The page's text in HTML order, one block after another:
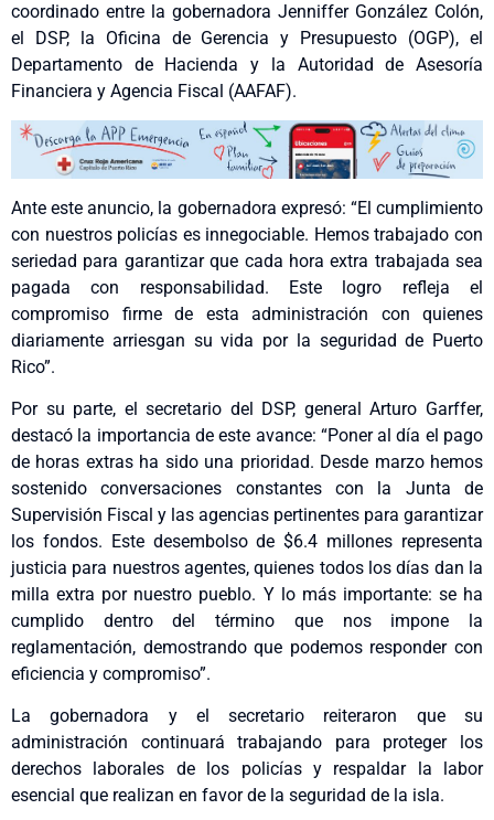
coordinado entre la gobernadora Jenniffer González Colón,
el DSP, la Oficina de Gerencia y Presupuesto (OGP), el
Departamento de Hacienda y la Autoridad de Asesoría
Financiera y Agencia Fiscal (AAFAF).
Ante este anuncio, la gobernadora expresó: “El cumplimiento
con nuestros policías es innegociable. Hemos trabajado con
seriedad para garantizar que cada hora extra trabajada sea
pagada con responsabilidad. Este logro refleja el
compromiso firme de esta administración con quienes
diariamente arriesgan su vida por la seguridad de Puerto
Rico”.
Por su parte, el secretario del DSP, general Arturo Garffer,
destacó la importancia de este avance: “Poner al día el pago
de horas extras ha sido una prioridad. Desde marzo hemos
sostenido conversaciones constantes con la Junta de
Supervisión Fiscal y las agencias pertinentes para garantizar
los fondos. Este desembolso de $6.4 millones representa
justicia para nuestros agentes, quienes todos los días dan la
milla extra por nuestro pueblo. Y lo más importante: se ha
cumplido dentro del término que nos impone la
reglamentación, demostrando que podemos responder con
eficiencia y compromiso”.
La gobernadora y el secretario reiteraron que su
administración continuará trabajando para proteger los
derechos laborales de los policías y respaldar la labor
esencial que realizan en favor de la seguridad de la isla.